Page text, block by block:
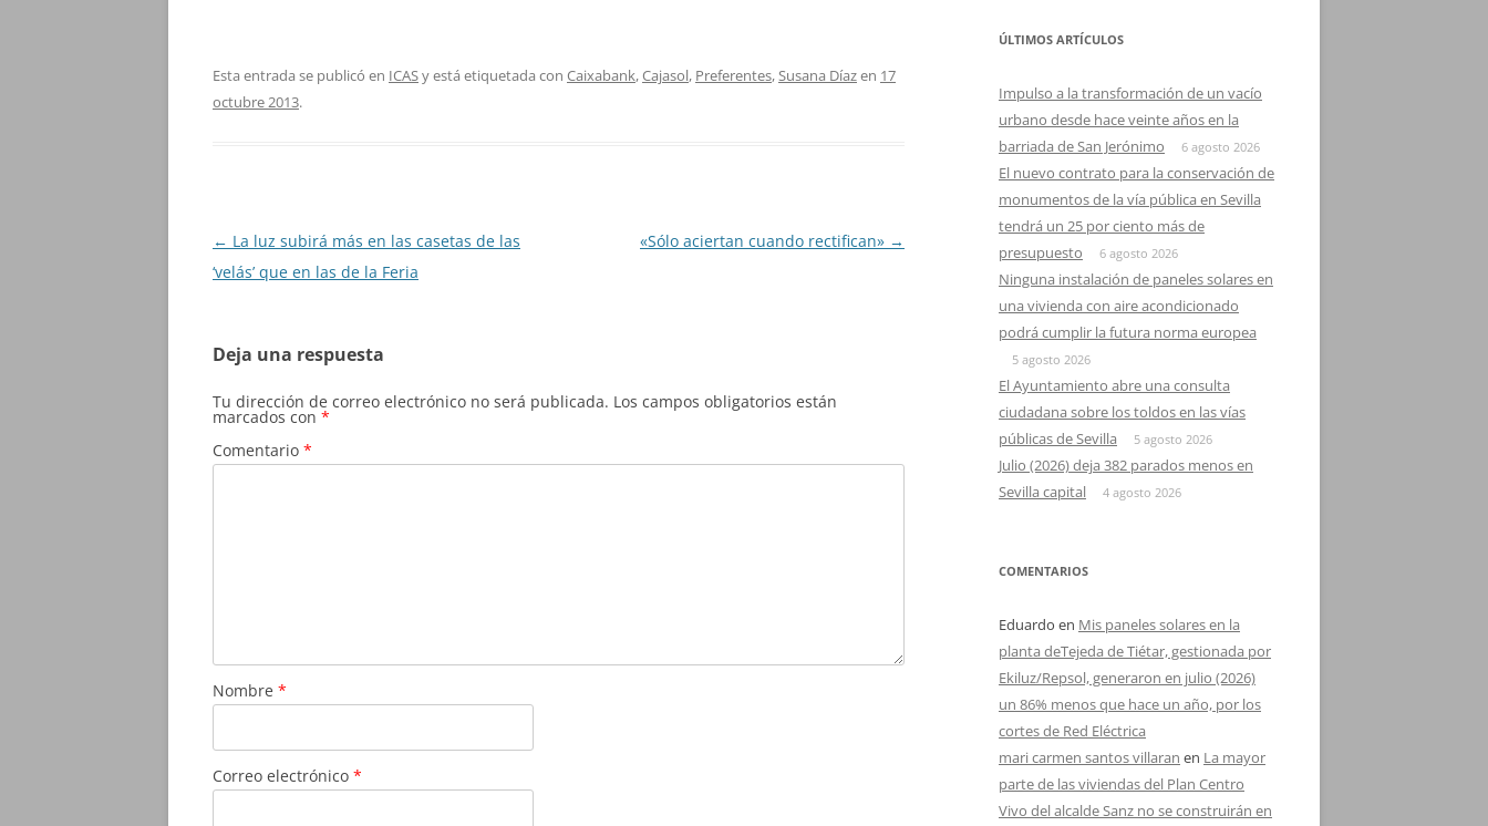
Esta entrada se publicó en ICASy está etiquetada con Caixabank,Cajasol, Preferentes,Susana Díazen 17
octubre 2013.
Navegación
de
← La luz subirá más en las casetas de las
‘velás’ que en las de la Feria
«Sólo aciertan cuando rectifican» →
Deja una respuesta
Tu dirección de correo electrónico no será publicada. Los campos obligatorios están
marcados con *
Comentario *
Nombre *
Correo electrónico *
ÚLTIMOS ARTÍCULOS
Impulso a la transformación de un vacío
urbano desde hace veinte años en la
barriada de San Jerónimo
6 agosto 2026
El nuevo contrato para la conservación de
monumentos de la vía pública en Sevilla
tendrá un 25 por ciento más de
presupuesto
6 agosto 2026
Ninguna instalación de paneles solares en
una vivienda con aire acondicionado
podrá cumplir la futura norma europea
5 agosto 2026
El Ayuntamiento abre una consulta
ciudadana sobre los toldos en las vías
públicas de Sevilla
5 agosto 2026
Julio (2026) deja 382 parados menos en
Sevilla capital
4 agosto 2026
COMENTARIOS
Eduardo en Mis paneles solares en la
planta deTejeda de Tiétar, gestionada por
Ekiluz/Repsol, generaron en julio (2026)
un 86% menos que hace un año, por los
cortes de Red Eléctrica
mari carmen santos villaran en La mayor
parte de las viviendas del Plan Centro
Vivo del alcalde Sanz no se construirán en